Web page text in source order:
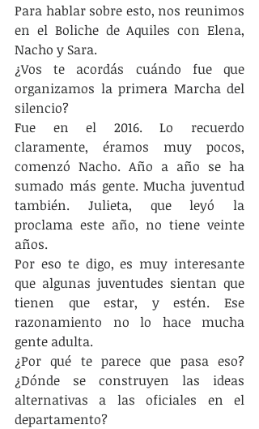
Para hablar sobre esto, nos reunimos
en el Boliche de Aquiles con Elena,
Nacho y Sara.
¿Vos te acordás cuándo fue que
organizamos la primera Marcha del
silencio?
Fue en el 2016. Lo recuerdo
claramente, éramos muy pocos,
comenzó Nacho. Año a año se ha
sumado más gente. Mucha juventud
también. Julieta, que leyó la
proclama este año, no tiene veinte
años.
Por eso te digo, es muy interesante
que algunas juventudes sientan que
tienen que estar, y estén. Ese
razonamiento no lo hace mucha
gente adulta.
¿Por qué te parece que pasa eso?
¿Dónde se construyen las ideas
alternativas a las oficiales en el
departamento?